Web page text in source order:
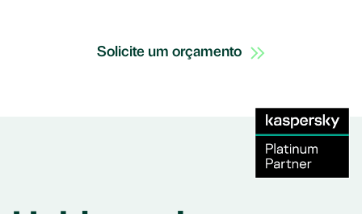
Solicite um orçamento